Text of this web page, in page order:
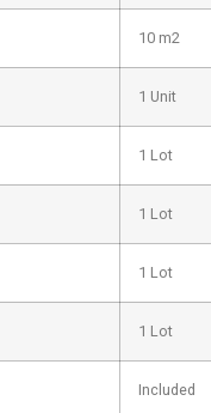
10 m2
1 Unit
1 Lot
1 Lot
1 Lot
1 Lot
Included